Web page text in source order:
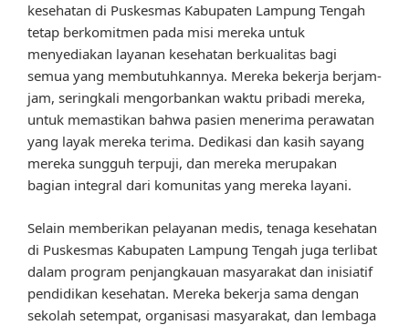
kesehatan di Puskesmas Kabupaten Lampung Tengah
tetap berkomitmen pada misi mereka untuk
menyediakan layanan kesehatan berkualitas bagi
semua yang membutuhkannya. Mereka bekerja berjam-
jam, seringkali mengorbankan waktu pribadi mereka,
untuk memastikan bahwa pasien menerima perawatan
yang layak mereka terima. Dedikasi dan kasih sayang
mereka sungguh terpuji, dan mereka merupakan
bagian integral dari komunitas yang mereka layani.
Selain memberikan pelayanan medis, tenaga kesehatan
di Puskesmas Kabupaten Lampung Tengah juga terlibat
dalam program penjangkauan masyarakat dan inisiatif
pendidikan kesehatan. Mereka bekerja sama dengan
sekolah setempat, organisasi masyarakat, dan lembaga